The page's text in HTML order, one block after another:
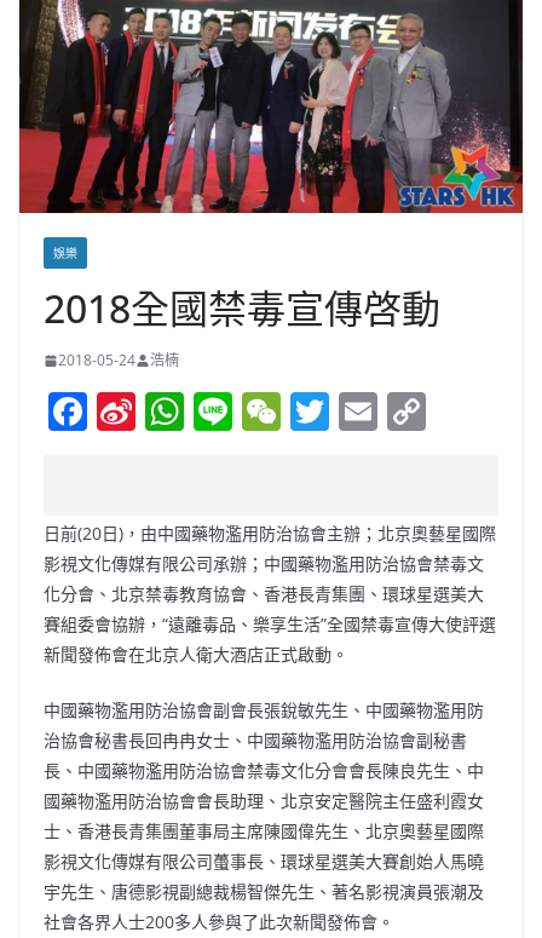
娛樂
2018全國禁毒宣傳啓動
2018-05-24 浩楠
F
e
b
o
o
Si
W
ei
b
o
W
s
A
p
p
Li W
h
at
T
er
E
l y
Li
n
k
日前(20日)，由中國藥物濫用防治協會主辦；北京奧藝星國際
影視文化傳媒有限公司承辦；中國藥物濫用防治協會禁毒文
化分會、北京禁毒教育協會、香港長青集團、環球星選美大
賽組委會協辦，“遠離毒品、樂享生活”全國禁毒宣傳大使評選
新聞發佈會在北京人衛大酒店正式啟動。
中國藥物濫用防治協會副會長張銳敏先生、中國藥物濫用防
治協會秘書長回冉冉女士、中國藥物濫用防治協會副秘書
長、中國藥物濫用防治協會禁毒文化分會會長陳良先生、中
國藥物濫用防治協會會長助理、北京安定醫院主任盛利霞女
士、香港長青集團董事局主席陳國偉先生、北京奧藝星國際
影視文化傳媒有限公司蠆事長、環球星選美大賽創始人馬曉
宇先生、唐德影視副總裁楊智傑先生、著名影視演員張潮及
社會各界人士200多人參與了此次新聞發佈會。